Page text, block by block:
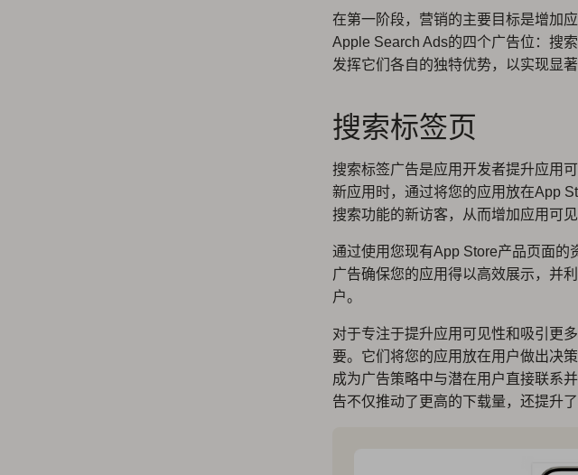
在第一阶段，营销的主要目标是增加
Apple Search Ads的四个广告位：搜
发挥它们各自的独特优势，以实现显
搜索标签页
搜索标签广告是应用开发者提升应用
新应用时，通过将您的应用放在App
搜索功能的新访客，从而增加应用可
通过使用您现有App Store产品页面的
广告确保您的应用得以高效展示，并
户。
对于专注于提升应用可见性和吸引更
要。它们将您的应用放在用户做出决
成为广告策略中与潜在用户直接联系
告不仅推动了更高的下载量，还提升了